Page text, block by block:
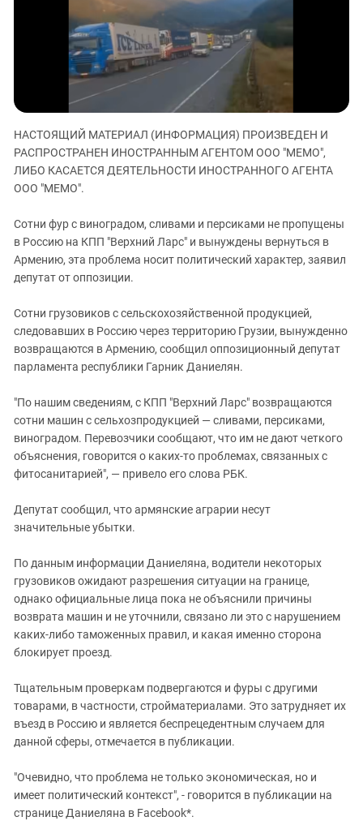
ЗАСТАВЛЯЕТ
КАВКАЗ ЗА ПАЛЕСТИНУ
ИНАКОМЫСЛИЕ В ЧЕЧНЕ
ПРЕСЛЕДОВАНИЕ АКТИВИСТОВ
МОБИЛИЗАЦИЯ И ПРОТЕСТЫ
Ингушетия
Кабардино-Балкария
Карачаево-Черкесия
Краснодарский край
Нагорный Карабах
Российская Федерация
Северная Осетия - Алания
СКФО
Чечня
Южная Осетия
Южный Кавказ
НАСТОЯЩИЙ МАТЕРИАЛ (ИНФОРМАЦИЯ) ПРОИЗВЕДЕН И
РАСПРОСТРАНЕН ИНОСТРАННЫМ АГЕНТОМ ООО "МЕМО",
ЛИБО КАСАЕТСЯ ДЕЯТЕЛЬНОСТИ ИНОСТРАННОГО АГЕНТА
ООО "МЕМО".
Сотни фур с виноградом, сливами и персиками не пропущены
в Россию на КПП "Верхний Ларс" и вынуждены вернуться в
Армению, эта проблема носит политический характер, заявил
депутат от оппозиции.
Сотни грузовиков с сельскохозяйственной продукцией,
следовавших в Россию через территорию Грузии, вынужденно
возвращаются в Армению, сообщил оппозиционный депутат
парламента республики Гарник Даниелян.
"По нашим сведениям, с КПП "Верхний Ларс" возвращаются
сотни машин с сельхозпродукцией — сливами, персиками,
виноградом. Перевозчики сообщают, что им не дают четкого
объяснения, говорится о каких-то проблемах, связанных с
фитосанитарией", — привело его слова РБК.
Депутат сообщил, что армянские аграрии несут
значительные убытки.
По данным информации Даниеляна, водители некоторых
грузовиков ожидают разрешения ситуации на границе,
однако официальные лица пока не объяснили причины
возврата машин и не уточнили, связано ли это с нарушением
каких-либо таможенных правил, и какая именно сторона
блокирует проезд.
Тщательным проверкам подвергаются и фуры с другими
товарами, в частности, стройматериалами. Это затрудняет их
въезд в Россию и является беспрецедентным случаем для
данной сферы, отмечается в публикации.
"Очевидно, что проблема не только экономическая, но и
имеет политический контекст", - говорится в публикации на
странице Даниеляна в Facebook*.